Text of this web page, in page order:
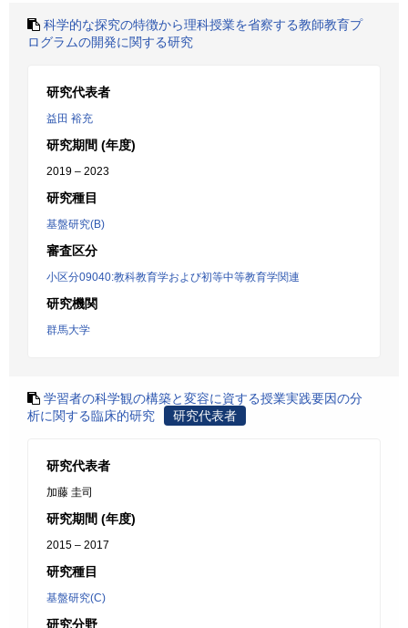
科学的な探究の特徴から理科授業を省察する教師教育プ
ログラムの開発に関する研究
研究代表者
益田 裕充
研究期間 (年度)
2019 – 2023
研究種目
基盤研究(B)
審査区分
小区分09040:教科教育学および初等中等教育学関連
研究機関
群馬大学
学習者の科学観の構築と変容に資する授業実践要因の分
析に関する臨床的研究
研究代表者
研究代表者
加藤 圭司
研究期間 (年度)
2015 – 2017
研究種目
基盤研究(C)
研究分野